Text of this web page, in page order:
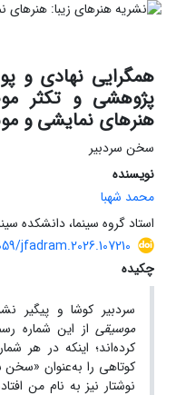
همگرایی نهادی و
پژوهشی و تکثر
هنرهای نمایشی و
سخن سردبیر
نویسنده
محمد شهبا
استاد گروه سینما، دانشکده
jfadram.2026.107210
چکیده
سردبیر کوشا و پیگیر
موسیقی از این شماره
کرده‌اند؛ اینکه در هر
کوتاهی را به‌عنوان «سخن
نوشتار نیز به نام من